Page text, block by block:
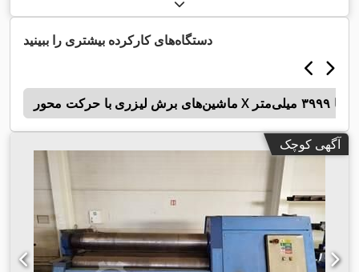
دستگاه‌های کارکرده بیشتری را ببینید
آگهی کوچک